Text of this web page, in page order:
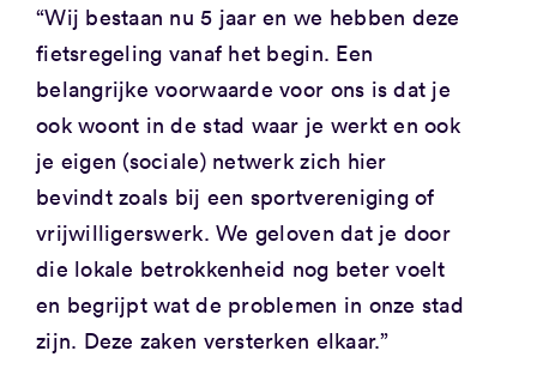
“Wij bestaan nu 5 jaar en we hebben deze
fietsregeling vanaf het begin. Een
belangrijke voorwaarde voor ons is dat je
ook woont in de stad waar je werkt en ook
je eigen (sociale) netwerk zich hier
bevindt zoals bij een sportvereniging of
vrijwilligerswerk. We geloven dat je door
die lokale betrokkenheid nog beter voelt
en begrijpt wat de problemen in onze stad
zijn. Deze zaken versterken elkaar.”